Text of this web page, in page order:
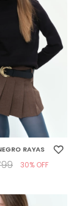
RAYAS
30